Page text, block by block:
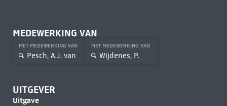
MEDEWERKING VAN
MET MEDEWERKING VAN
Pesch, A.J. van
MET MEDEWERKING VAN
Wijdenes, P.
UITGEVER
Uitgave